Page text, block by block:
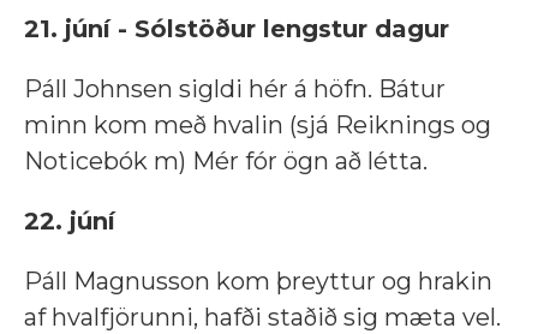
21. júní - Sólstöður lengstur dagur
Páll Johnsen sigldi hér á höfn. Bátur
minn kom með hvalin (sjá Reiknings og
Noticebók m) Mér fór ögn að létta.
22. júní
Páll Magnusson kom þreyttur og hrakin
af hvalfjörunni, hafði staðið sig mæta vel.